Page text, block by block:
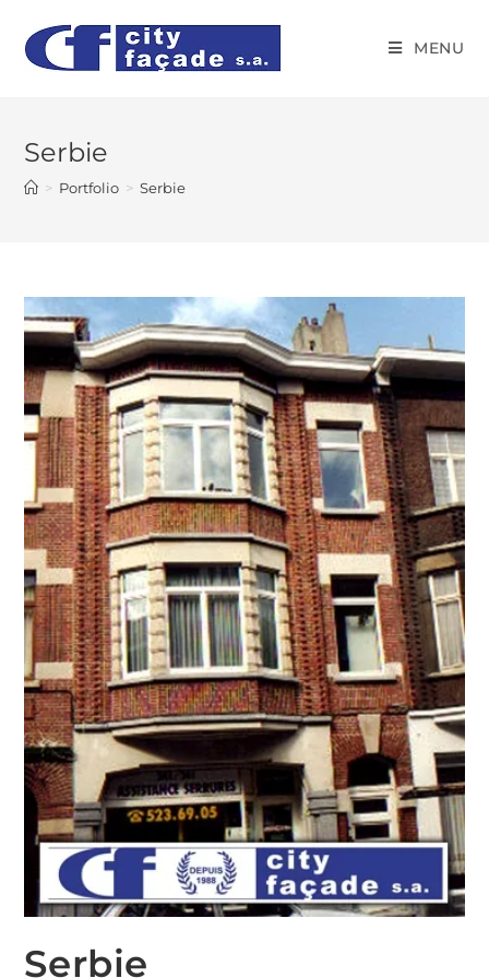
MENU
Serbie
> Portfolio > Serbie
Serbie